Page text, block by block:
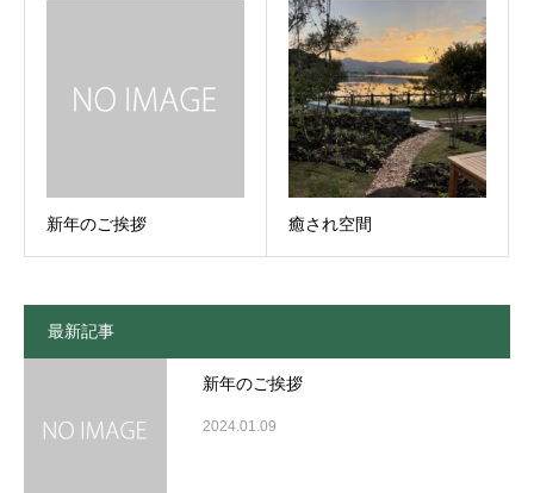
新年のご挨拶 癒され空間
最新記事
新年のご挨拶
2024.01.09